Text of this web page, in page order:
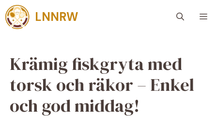
Skip
to
content
LNNRW
Krämig fiskgryta med
torsk och räkor – Enkel
och god middag!